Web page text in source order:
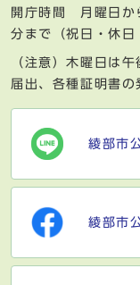
開庁時間 月曜日か
分まで（祝日・休
（注意）木曜日は
届出、各種証明書の
綾部市
綾部市